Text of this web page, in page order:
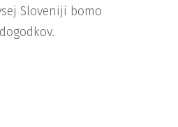
Sloveniji bomo